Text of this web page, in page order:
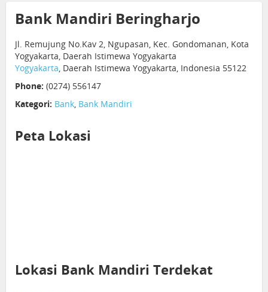
Bank Mandiri Beringharjo
Jl. Remujung No.Kav 2, Ngupasan, Kec. Gondomanan, Kota
Yogyakarta, Daerah Istimewa Yogyakarta
Yogyakarta, Daerah Istimewa Yogyakarta, Indonesia 55122
Phone: (0274) 556147
Kategori: Bank, Bank Mandiri
Peta Lokasi
Lokasi Bank Mandiri Terdekat